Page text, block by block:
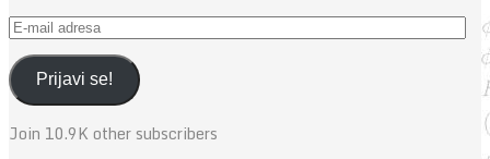
E-
mail
adresaPrijavi se!
Join 10.9K other subscribers